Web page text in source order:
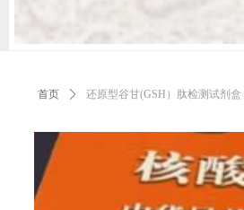
首页 ꄲ 还原型谷甘(GSH）肽检测试剂盒